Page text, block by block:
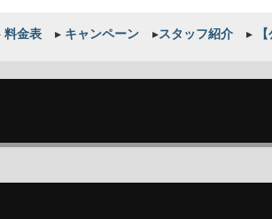
料金表 ▸ キャンペーン ▸スタッフ紹介 ▸